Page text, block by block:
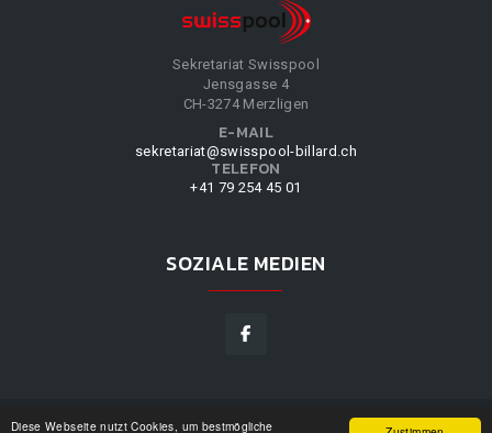
Diese Webseite nutzt Cookies, um bestmögliche
Sekretariat Swisspool
Jensgasse 4
CH-3274 Merzligen
E-MAIL
sekretariat@swisspool-billard.ch
TELEFON
+41 79 254 45 01
SOZIALE MEDIEN